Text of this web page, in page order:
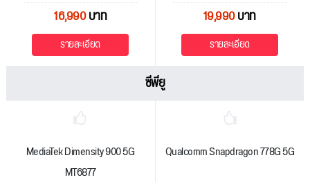
16,990บาท
รายละเอียด
19,990บาท
รายละเอียด
ซีพียู
MediaTek Dimensity 900 5G
MT6877
Qualcomm Snapdragon 778G 5G